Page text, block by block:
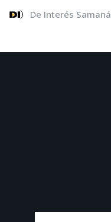
De Interés Samaná